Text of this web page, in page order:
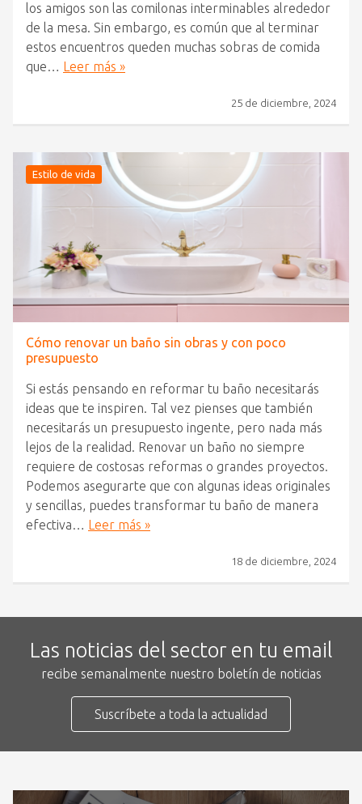
los amigos son las comilonas interminables alrededor
de la mesa. Sin embargo, es común que al terminar
estos encuentros queden muchas sobras de comida
que… Leer más »
25 de diciembre, 2024
Estilo de vida
Cómo renovar un baño sin obras y con poco
presupuesto
Si estás pensando en reformar tu baño necesitarás
ideas que te inspiren. Tal vez pienses que también
necesitarás un presupuesto ingente, pero nada más
lejos de la realidad. Renovar un baño no siempre
requiere de costosas reformas o grandes proyectos.
Podemos asegurarte que con algunas ideas originales
y sencillas, puedes transformar tu baño de manera
efectiva… Leer más »
18 de diciembre, 2024
Las noticias del sector en tu email
recibe semanalmente nuestro boletín de noticias
Suscríbete a toda la actualidad